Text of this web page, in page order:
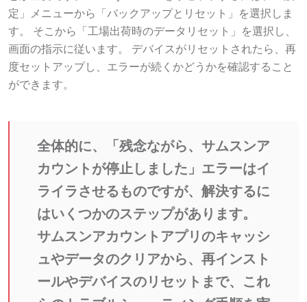
定」メニューから「バックアップとリセット」を選択しま
す。 そこから「工場出荷時のデータリセット」を選択し、
画面の指示に従います。 デバイスがリセットされたら、再
度セットアップし、エラーが続くかどうかを確認すること
ができます。
全体的に、「残念ながら、サムスンア
カウントが停止しました」エラーはイ
ライラさせるものですが、解決するに
はいくつかのステップがあります。
サムスンアカウントアプリのキャッシ
ュやデータのクリアから、再インスト
ールやデバイスのリセットまで、これ